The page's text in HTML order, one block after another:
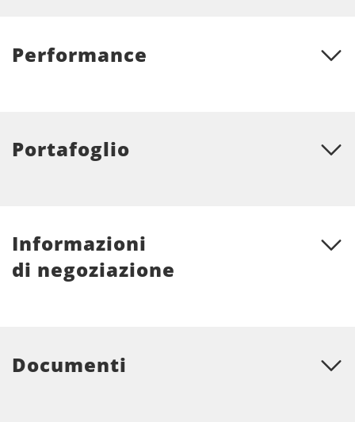
Performance
Portafoglio
Informazioni
di negoziazione
Documenti